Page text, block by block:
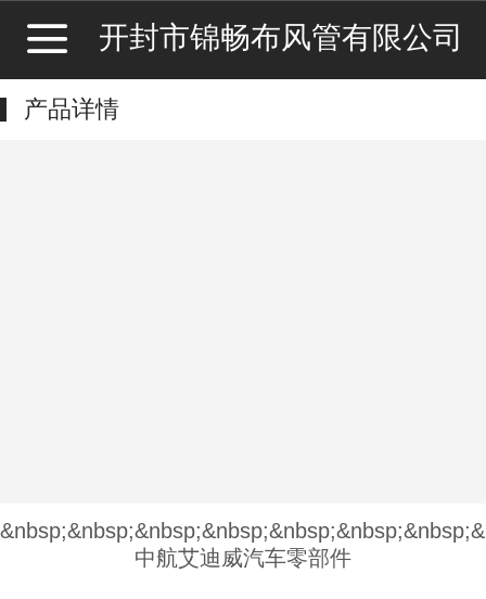
开封市锦畅布风管有限公司
产品详情
中航艾迪威汽车零部件